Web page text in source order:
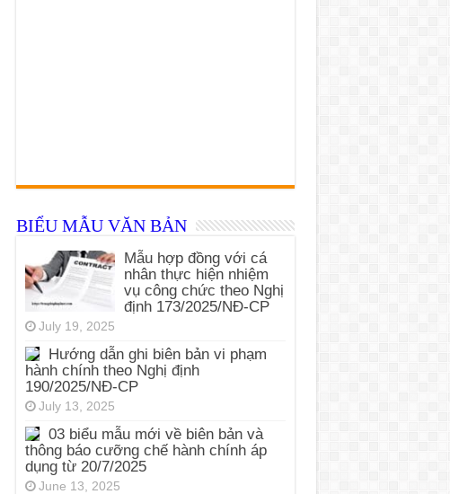
BIỂU MẪU VĂN BẢN
Mẫu hợp đồng với cá
nhân thực hiện nhiệm
vụ công chức theo Nghị
định 173/2025/NĐ-CP
July 19, 2025
Hướng dẫn ghi biên bản vi phạm
hành chính theo Nghị định
190/2025/NĐ-CP
July 13, 2025
03 biểu mẫu mới về biên bản và
thông báo cưỡng chế hành chính áp
dụng từ 20/7/2025
June 13, 2025